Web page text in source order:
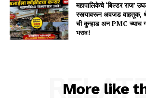
महापालिकेचे ‘बिल्डर राज’
रस्त्यावरून अवजड वाहतूक,
ची कुऱ्हाड अन PMC च्याच
भराव!
More like